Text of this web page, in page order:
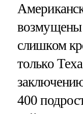
возмущены
слишком
только
400